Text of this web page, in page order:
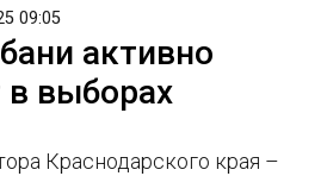
09:05
активно
в выборах
Краснодарского края –